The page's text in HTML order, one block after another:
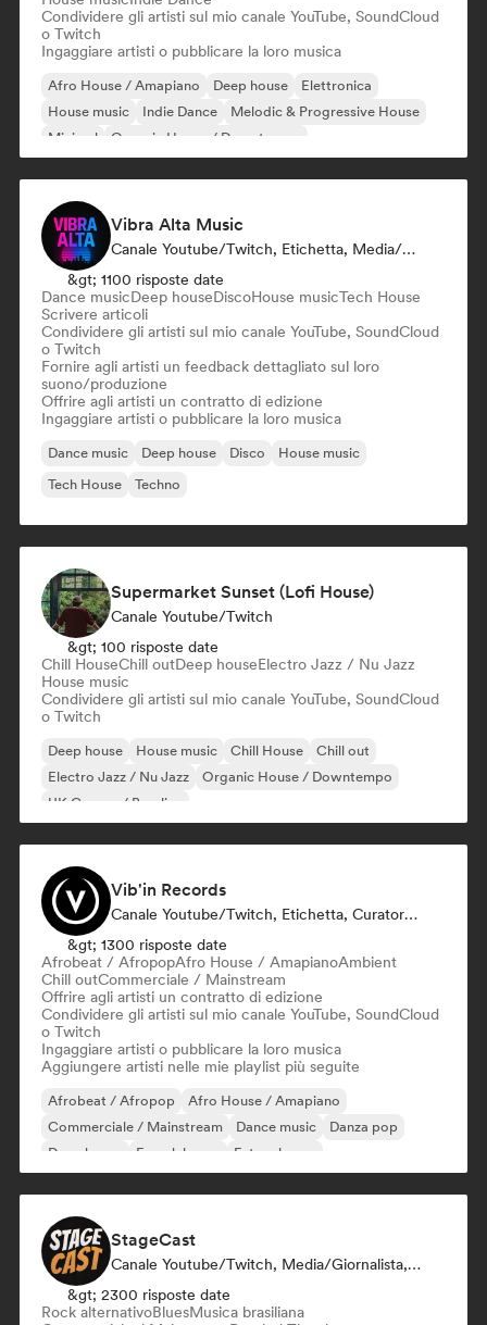
Condividere gli artisti sul mio canale YouTube, SoundCloud
o Twitch
Ingaggiare artisti o pubblicare la loro musica
Afro House / Amapiano Deep house
Elettronica
House music
Indie Dance
Melodic & Progressive House
Minimal
Organic House / Downtempo
Vibra Alta Music
Canale Youtube/Twitch, Etichetta, Media/Giornalista, Editore, Esperto Del Suono
&gt; 1100 risposte date
Dance musicDeep houseDiscoHouse musicTech House
Scrivere articoli
Condividere gli artisti sul mio canale YouTube, SoundCloud
o Twitch
Fornire agli artisti un feedback dettagliato sul loro
suono/produzione
Offrire agli artisti un contratto di edizione
Ingaggiare artisti o pubblicare la loro musica
Dance music Deep house Disco
House music
Tech House
Techno
Supermarket Sunset (Lofi House)
Canale Youtube/Twitch
&gt; 100 risposte date
Chill HouseChill outDeep houseElectro Jazz / Nu Jazz
House music
Condividere gli artisti sul mio canale YouTube, SoundCloud
o Twitch
Deep house House music Chill House
Chill out
Electro Jazz / Nu Jazz
Organic House / Downtempo
UK Garage / Bassline
Vib'in Records
Canale Youtube/Twitch, Etichetta, Curatore Di Playlist, Editore
&gt; 1300 risposte date
Afrobeat / AfropopAfro House / AmapianoAmbient
Chill outCommerciale / Mainstream
Offrire agli artisti un contratto di edizione
Condividere gli artisti sul mio canale YouTube, SoundCloud
o Twitch
Ingaggiare artisti o pubblicare la loro musica
Aggiungere artisti nelle mie playlist più seguite
Afrobeat / Afropop
Afro House / Amapiano
Commerciale / Mainstream
Dance music
Danza pop
Deep house
French house Future house
StageCast
Canale Youtube/Twitch, Media/Giornalista, Mentore, Social Media Influencer, Esperto Del Suono
&gt; 2300 risposte date
Rock alternativoBluesMusica brasiliana